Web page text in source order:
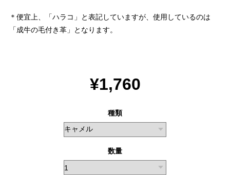
＊便宜上、「ハラコ」と表記していますが、使用しているのは
「成牛の毛付き革」となります。
¥1,760
種類
数量